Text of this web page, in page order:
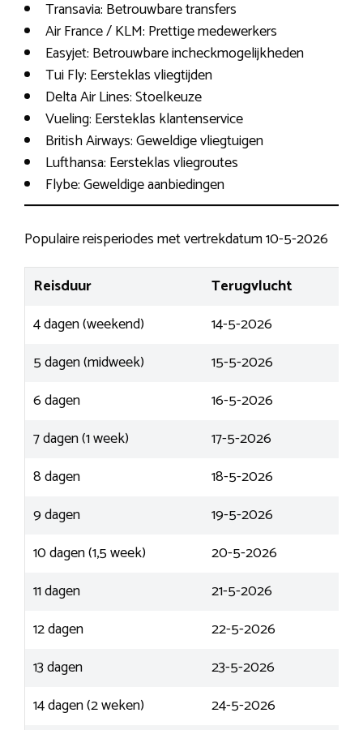
Transavia: Betrouwbare transfers
Air France / KLM: Prettige medewerkers
Easyjet: Betrouwbare incheckmogelijkheden
Tui Fly: Eersteklas vliegtijden
Delta Air Lines: Stoelkeuze
Vueling: Eersteklas klantenservice
British Airways: Geweldige vliegtuigen
Lufthansa: Eersteklas vliegroutes
Flybe: Geweldige aanbiedingen
Populaire reisperiodes met vertrekdatum 10-5-2026
Reisduur
Terugvlucht
4 dagen (weekend)
14-5-2026
5 dagen (midweek)
15-5-2026
6 dagen
16-5-2026
7 dagen (1 week)
17-5-2026
8 dagen
18-5-2026
9 dagen
19-5-2026
10 dagen (1,5 week)
20-5-2026
11 dagen
21-5-2026
12 dagen
22-5-2026
13 dagen
23-5-2026
14 dagen (2 weken)
24-5-2026